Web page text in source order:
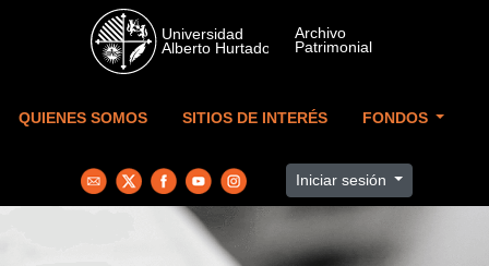
Skip to main content
QUIENES SOMOS SITIOS DE INTERÉS FONDOS
Iniciar sesión